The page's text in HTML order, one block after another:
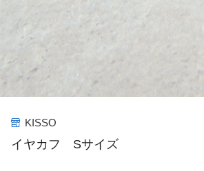
KISSO
イヤカフ Sサイズ